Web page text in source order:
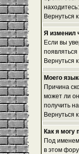
Вернуться
Я изменил
Если вы
Вернуться
Моего
Причина
может ли
получить
Вернуться
Как я могу
Под
в этом